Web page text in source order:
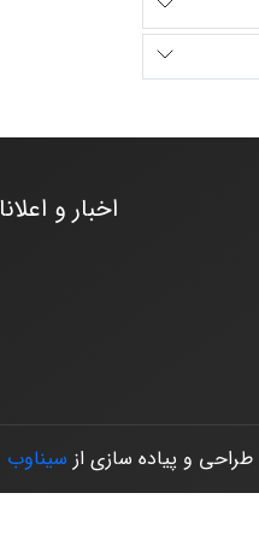
اخبار و
طراحی و پیاده سازی از سیناوب